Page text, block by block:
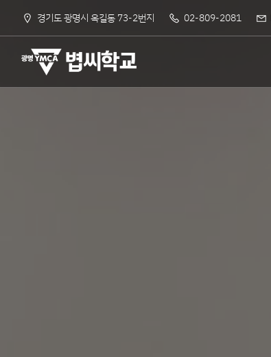
경기도 광명시 옥길동 73-2번지 02-809-2081